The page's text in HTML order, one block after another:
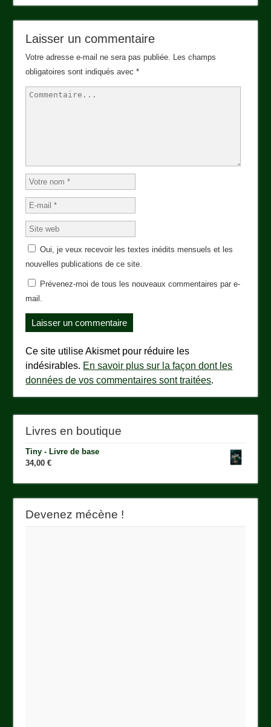
Laisser un commentaire
Votre adresse e-mail ne sera pas publiée. Les champs
obligatoires sont indiqués avec*
Oui, je veux recevoir les textes inédits mensuels et les
nouvelles publications de ce site.
Prévenez-moi de tous les nouveaux commentaires par e-
mail.
Ce site utilise Akismet pour réduire les
indésirables. En savoir plus sur la façon dont les
données de vos commentaires sont traitées.
Livres en boutique
Tiny - Livre de base
34,00€
Devenez mécène !